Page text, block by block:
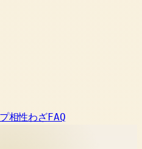
相性わざFAQ